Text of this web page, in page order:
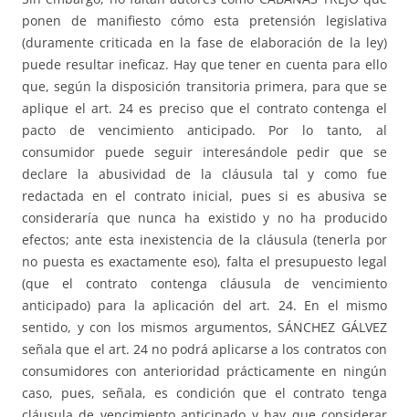
ponen de manifiesto cómo esta pretensión legislativa
(duramente criticada en la fase de elaboración de la ley)
puede resultar ineficaz. Hay que tener en cuenta para ello
que, según la disposición transitoria primera, para que se
aplique el art. 24 es preciso que el contrato contenga el
pacto de vencimiento anticipado. Por lo tanto, al
consumidor puede seguir interesándole pedir que se
declare la abusividad de la cláusula tal y como fue
redactada en el contrato inicial, pues si es abusiva se
consideraría que nunca ha existido y no ha producido
efectos; ante esta inexistencia de la cláusula (tenerla por
no puesta es exactamente eso), falta el presupuesto legal
(que el contrato contenga cláusula de vencimiento
anticipado) para la aplicación del art. 24. En el mismo
sentido, y con los mismos argumentos, SÁNCHEZ GÁLVEZ
señala que el art. 24 no podrá aplicarse a los contratos con
consumidores con anterioridad prácticamente en ningún
caso, pues, señala, es condición que el contrato tenga